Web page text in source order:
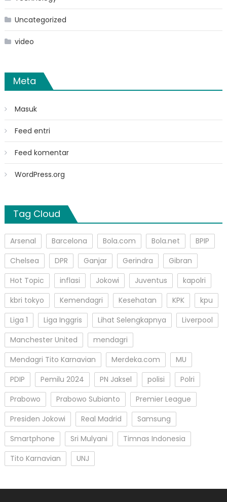
Uncategorized
video
Meta
Masuk
Feed entri
Feed komentar
WordPress.org
Tag Cloud
Arsenal Barcelona Bola.com Bola.net
BPIP
Chelsea
DPR Ganjar Gerindra
Gibran
Hot Topic
inflasi Jokowi Juventus
kapolri
kbri tokyo
Kemendagri Kesehatan KPK
kpu
Liga 1
Liga Inggris Lihat Selengkapnya
Liverpool
Manchester United
mendagri
Mendagri Tito Karnavian
Merdeka.com
MU
PDIP
Pemilu 2024 PN Jaksel polisi
Polri
Prabowo
Prabowo Subianto
Premier League
Presiden Jokowi
Real Madrid
Samsung
Smartphone
Sri Mulyani
Timnas Indonesia
Tito Karnavian
UNJ